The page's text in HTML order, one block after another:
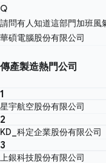
Q
請問有人知道這部門加班風
華碩電腦股份有限公司
傳產製造熱門公司
1
星宇航空股份有限公司
2
KD_科定企業股份有限公司
3
上銀科技股份有限公司